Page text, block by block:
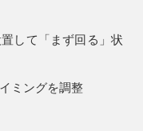
して「まず回る」状
ミングを調整